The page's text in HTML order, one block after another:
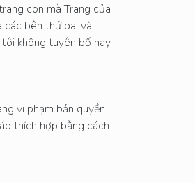
con mà Trang của
bên thứ ba, và
không tuyên bố hay
vi phạm bản quyền
thích hợp bằng cách